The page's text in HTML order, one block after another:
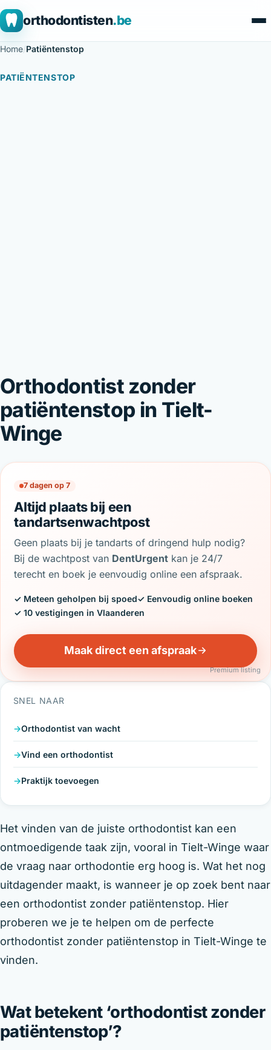
orthodontisten.be
Home/Patiëntenstop
PATIËNTENSTOP
Orthodontist zonder
patiëntenstop in Tielt-
Winge
7 dagen op 7
Altijd plaats bij een
tandartsenwachtpost
Geen plaats bij je tandarts of dringend hulp nodig?
Bij de wachtpost van DentUrgent kan je 24/7
terecht en boek je eenvoudig online een afspraak.
✓ Meteen geholpen bij spoed✓ Eenvoudig online boeken
✓ 10 vestigingen in Vlaanderen
Maak direct een afspraak
Premium listing
SNEL NAAR
Orthodontist van wacht
Vind een orthodontist
Praktijk toevoegen
Het vinden van de juiste orthodontist kan een
ontmoedigende taak zijn, vooral in Tielt-Winge waar
de vraag naar orthodontie erg hoog is. Wat het nog
uitdagender maakt, is wanneer je op zoek bent naar
een orthodontist zonder patiëntenstop. Hier
proberen we je te helpen om de perfecte
orthodontist zonder patiëntenstop in Tielt-Winge te
vinden.
Wat betekent ‘orthodontist zonder
patiëntenstop’?